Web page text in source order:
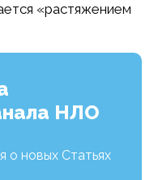
«растяжением
НЛО
о новых Статьях